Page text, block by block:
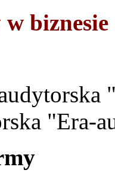
biznesie
"Era-